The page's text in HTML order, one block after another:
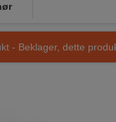
- Beklager, dette